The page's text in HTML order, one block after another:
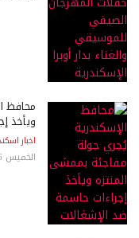
محافظ
ويأخذ
اخبار
الخميس 06 أغسطس 2026 09:24 مساءً